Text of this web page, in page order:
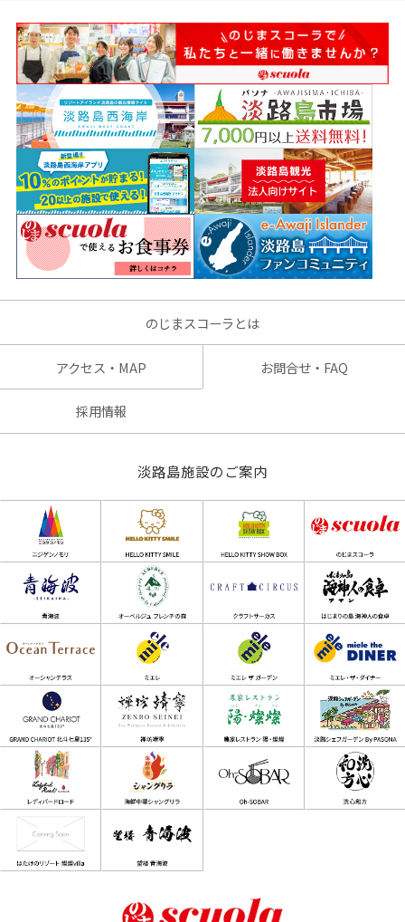
のじまスコーラとは
アクセス・MAP お問合せ・FAQ
採用情報
淡路島施設のご案内